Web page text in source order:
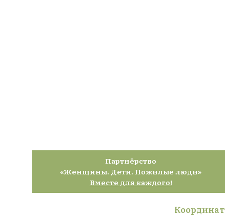
Партнёрство
«Женщины. Дети. Пожилые люди»
Вместе для каждого!